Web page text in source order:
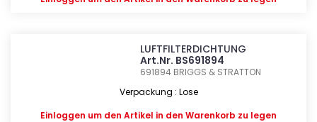
LUFTFILTERDICHTUNG
Art.Nr. BS691894
691894 BRIGGS & STRATTON
Verpackung : Lose
Einloggen um den Artikel in den Warenkorb zu legen